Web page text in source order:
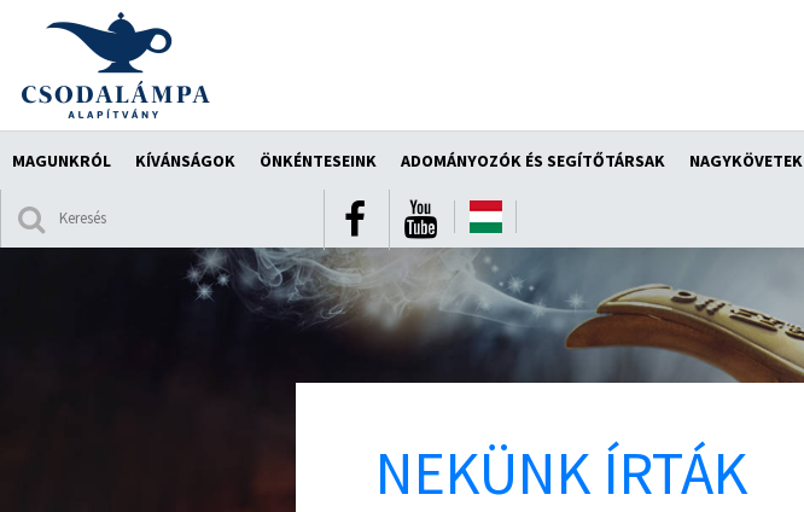
MAGUNKRÓL KÍVÁNSÁGOK ÖNKÉNTESEINK ADOMÁNYOZÓK ÉS SEGÍTŐTÁRSAK NAGYKÖVETEK
NEKÜNK ÍRTÁK